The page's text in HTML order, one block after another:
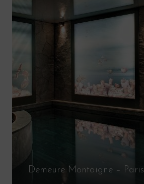
Demeure Montaigne – Paris